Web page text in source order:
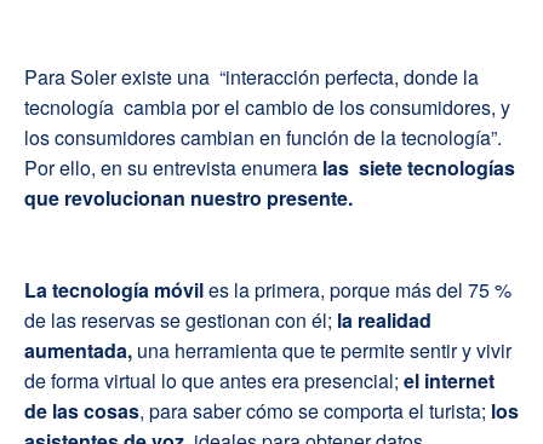
Para Soler existe una “interacción perfecta, donde la
tecnología cambia por el cambio de los consumidores, y
los consumidores cambian en función de la tecnología”.
Por ello, en su entrevista enumera las siete tecnologías
que revolucionan nuestro presente.
La tecnología móviles la primera, porque más del 75 %
de las reservas se gestionan con él; la realidad
aumentada, una herramienta que te permite sentir y vivir
de forma virtual lo que antes era presencial; el internet
de las cosas, para saber cómo se comporta el turista; los